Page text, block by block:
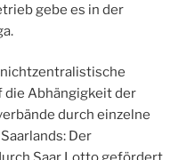
gebe es in der
die Abhängigkeit der
durch einzelne
Der